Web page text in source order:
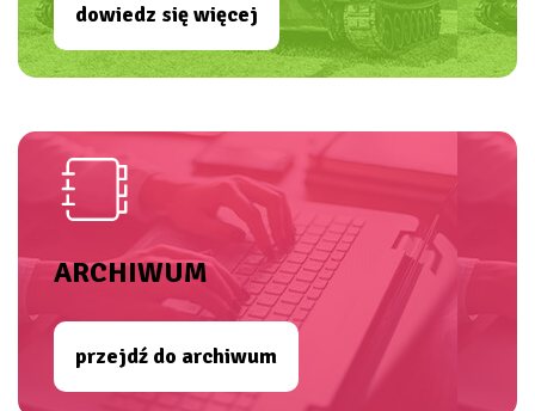
dowiedz się więcej
ARCHIWUM
przejdź do archiwum